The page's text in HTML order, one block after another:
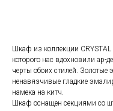
Шкаф из коллекции CRYSTAL
которого нас вдохновили ар-
черты обоих стилей. Золотые
ненавязчивые гладкие
намека на китч.
Шкаф оснащен секциями со